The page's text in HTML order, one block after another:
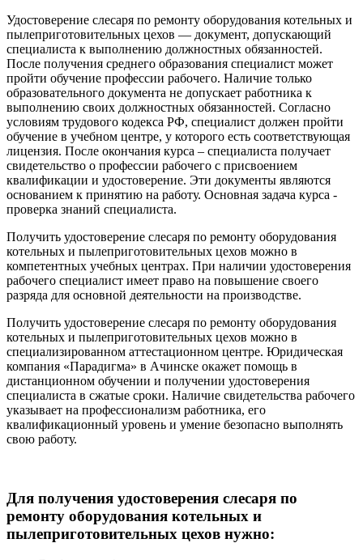
Удостоверение слесаря по ремонту оборудования котельных и
пылеприготовительных цехов — документ, допускающий
специалиста к выполнению должностных обязанностей.
После получения среднего образования специалист может
пройти обучение профессии рабочего. Наличие только
образовательного документа не допускает работника к
выполнению своих должностных обязанностей. Согласно
условиям трудового кодекса РФ, специалист должен пройти
обучение в учебном центре, у которого есть соответствующая
лицензия. После окончания курса – специалиста получает
свидетельство о профессии рабочего с присвоением
квалификации и удостоверение. Эти документы являются
основанием к принятию на работу. Основная задача курса -
проверка знаний специалиста.
Получить удостоверение слесаря по ремонту оборудования
котельных и пылеприготовительных цехов можно в
компетентных учебных центрах. При наличии удостоверения
рабочего специалист имеет право на повышение своего
разряда для основной деятельности на производстве.
Получить удостоверение слесаря по ремонту оборудования
котельных и пылеприготовительных цехов можно в
специализированном аттестационном центре. Юридическая
компания «Парадигма» в Ачинске окажет помощь в
дистанционном обучении и получении удостоверения
специалиста в сжатые сроки. Наличие свидетельства рабочего
указывает на профессионализм работника, его
квалификационный уровень и умение безопасно выполнять
свою работу.
Для получения удостоверения слесаря по
ремонту оборудования котельных и
пылеприготовительных цехов нужно: